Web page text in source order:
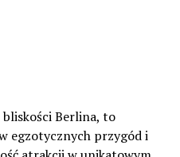
bliskości Berlina, to
egzotycznych przygód i